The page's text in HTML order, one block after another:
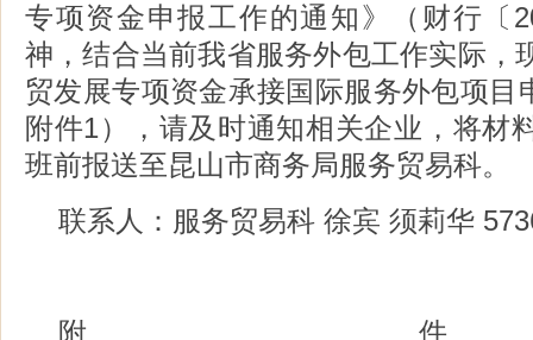
专项资金申报工作的通知》（财行〔
神，结合当前我省服务外包工作实际，
贸发展专项资金承接国际服务外包项目
附件1），请及时通知相关企业，将材
班前报送至昆山市商务局服务贸易科。
联系人：服务贸易科 徐宾 须莉华
附